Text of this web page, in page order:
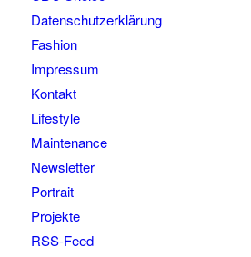
Datenschutzerklärung
Fashion
Impressum
Kontakt
Lifestyle
Maintenance
Newsletter
Portrait
Projekte
RSS-Feed